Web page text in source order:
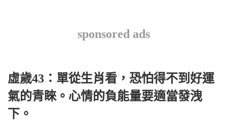
sponsored ads
虛歲43：單從生肖看，恐怕得不到好運
氣的青睞。心情的負能量要適當發洩
下。